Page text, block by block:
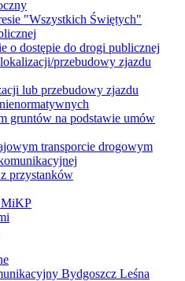
"Wszystkich Świętych"
o dostępie do drogi publicznej
przebudowy zjazdu
lub przebudowy zjazdu
gruntów na podstawie umów
transporcie drogowym
przystanków
Bydgoszcz Leśna